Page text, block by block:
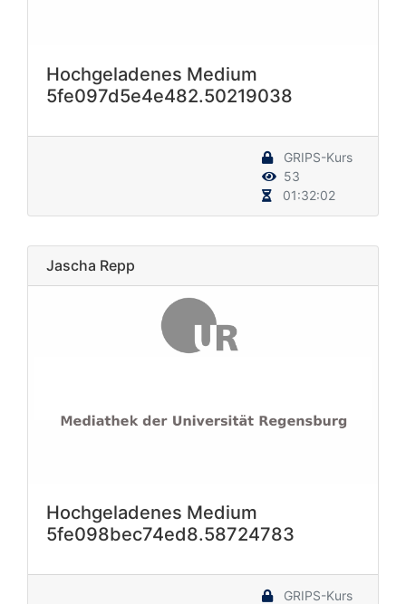
Hochgeladenes Medium
5fe097d5e4e482.50219038
GRIPS-Kurs
53
01:32:02
Jascha Repp
Hochgeladenes Medium
5fe098bec74ed8.58724783
GRIPS-Kurs